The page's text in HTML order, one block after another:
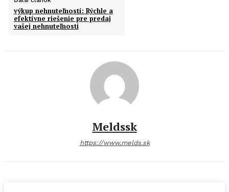
výkup nehnuteľností: Rýchle a
efektívne riešenie pre predaj
vašej nehnuteľnosti
Meldssk
https://www.melds.sk